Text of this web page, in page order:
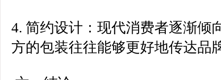
4. 简约设计：现代消费者逐渐倾
方的包装往往能够更好地传达品